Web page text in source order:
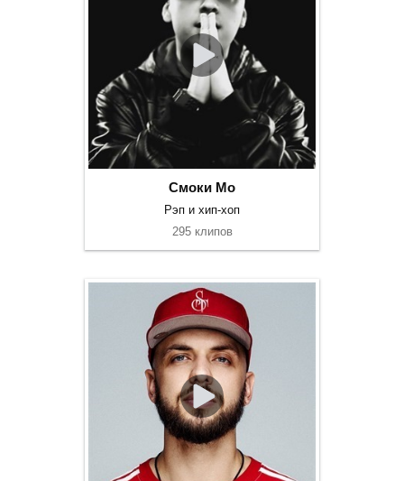
Смоки Мо
Рэп и хип-хоп
295 клипов